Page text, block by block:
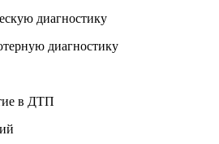
диагностику
диагностику
в ДТП